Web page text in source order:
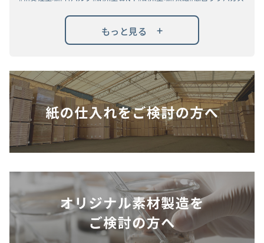
もっと見る +